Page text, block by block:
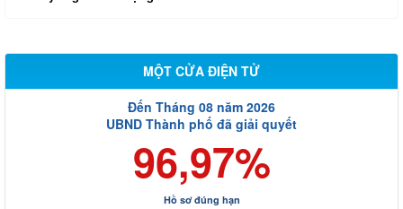
MỘT CỬA ĐIỆN TỬ
Đến Tháng 08 năm 2026
UBND Thành phố đã giải quyết
96,97%
Hồ sơ đúng hạn